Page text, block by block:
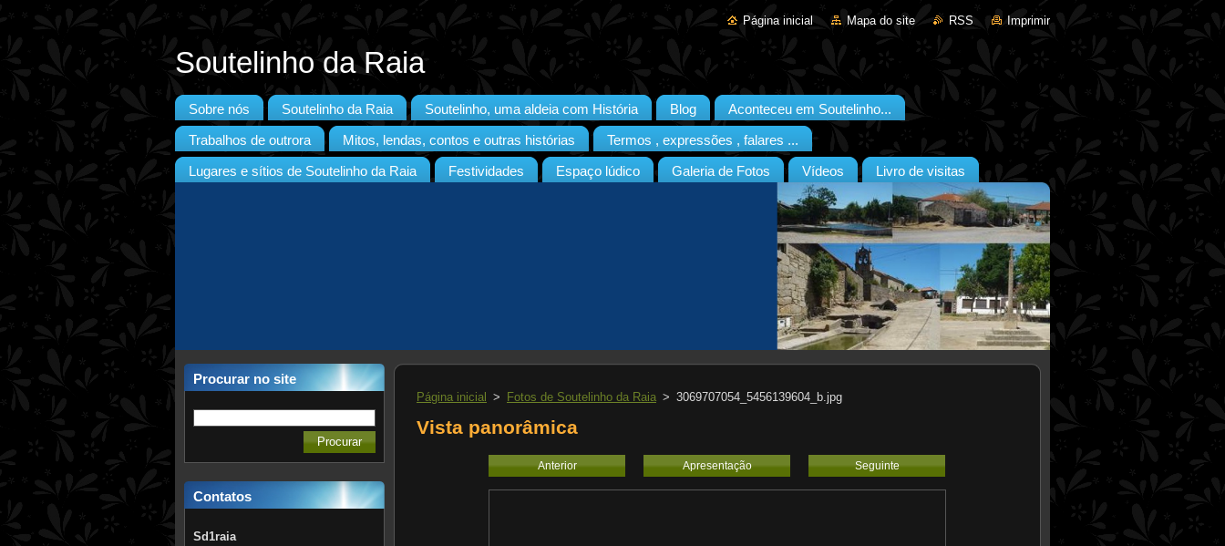
Página inicial Mapa do site RSS Imprimir
Soutelinho da Raia
Sobre nós Soutelinho da Raia Soutelinho, uma aldeia com História Blog Aconteceu em Soutelinho...
Trabalhos de outrora Mitos, lendas, contos e outras histórias Termos , expressões , falares ...
Lugares e sítios de Soutelinho da Raia Festividades Espaço lúdico Galeria de Fotos Vídeos Livro de visitas
Procurar no site
Contatos
Sd1raia
Página inicial > Fotos de Soutelinho da Raia > 3069707054_5456139604_b.jpg
Vista panorâmica
Anterior Apresentação Seguinte